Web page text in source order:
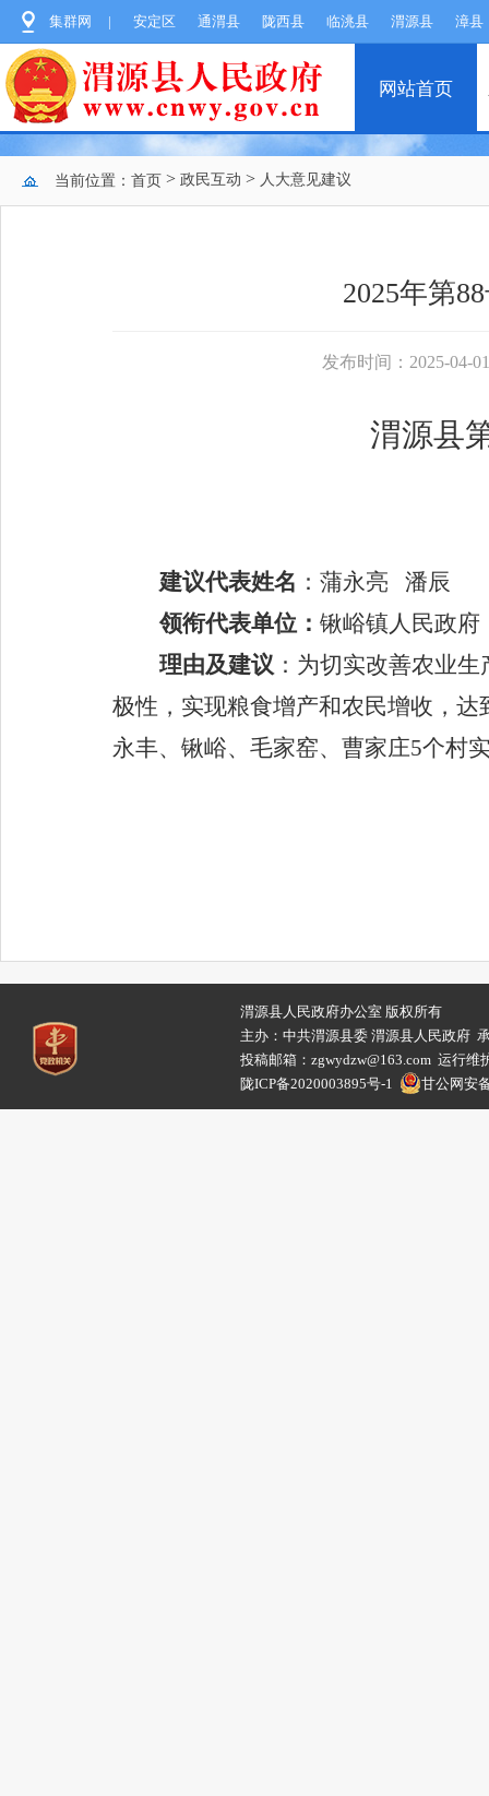
集群网 | 安定区 通渭县 陇西县 临洮县 渭源县 漳县
网站首页
当前位置： 首页 > 政民互动 > 人大意见建议
2025年第
发布时间：2025-04-
渭源县
建议代表姓名 ： 蒲永亮
潘辰
领衔代表单位： 锹峪镇人民政府
理由及建议 ： 为切实改善农业
极性，实现粮食增产和农民增收，
永丰、锹峪、毛家窑、曹家庄5个村
渭源县人民政府办公室 版权所有
主办：中共渭源县委 渭源县人民政府
投稿邮箱：zgwydzw@163.com 运行维
陇ICP备2020003895号-1
甘公网安